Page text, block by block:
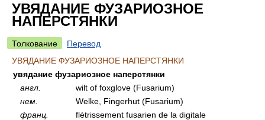
УВЯДАНИЕ ФУЗАРИОЗНОЕ
НАПЕРСТЯНКИ
Толкование
Перевод
УВЯДАНИЕ ФУЗАРИОЗНОЕ НАПЕРСТЯНКИ
увядание фузариозное наперстянки
англ.
wilt of foxglove (Fusarium)
нем.
Welke, Fingerhut (Fusarium)
франц.
flétrissement fusarien de la digitale